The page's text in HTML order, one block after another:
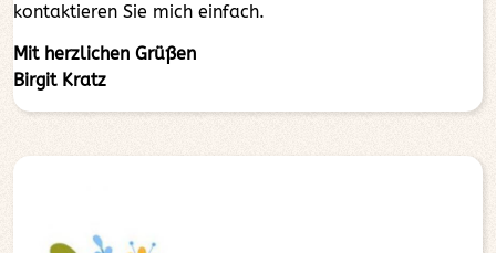
kontaktieren Sie mich einfach.
Mit herzlichen Grüßen
Birgit Kratz